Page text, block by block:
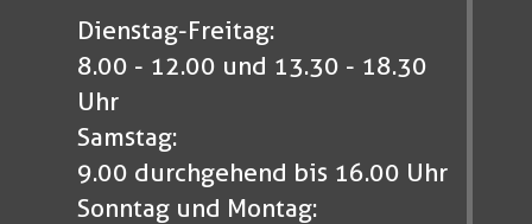
Dienstag-Freitag:
8.00 - 12.00 und 13.30 - 18.30
Uhr
Samstag:
9.00 durchgehend bis 16.00 Uhr
Sonntag und Montag: